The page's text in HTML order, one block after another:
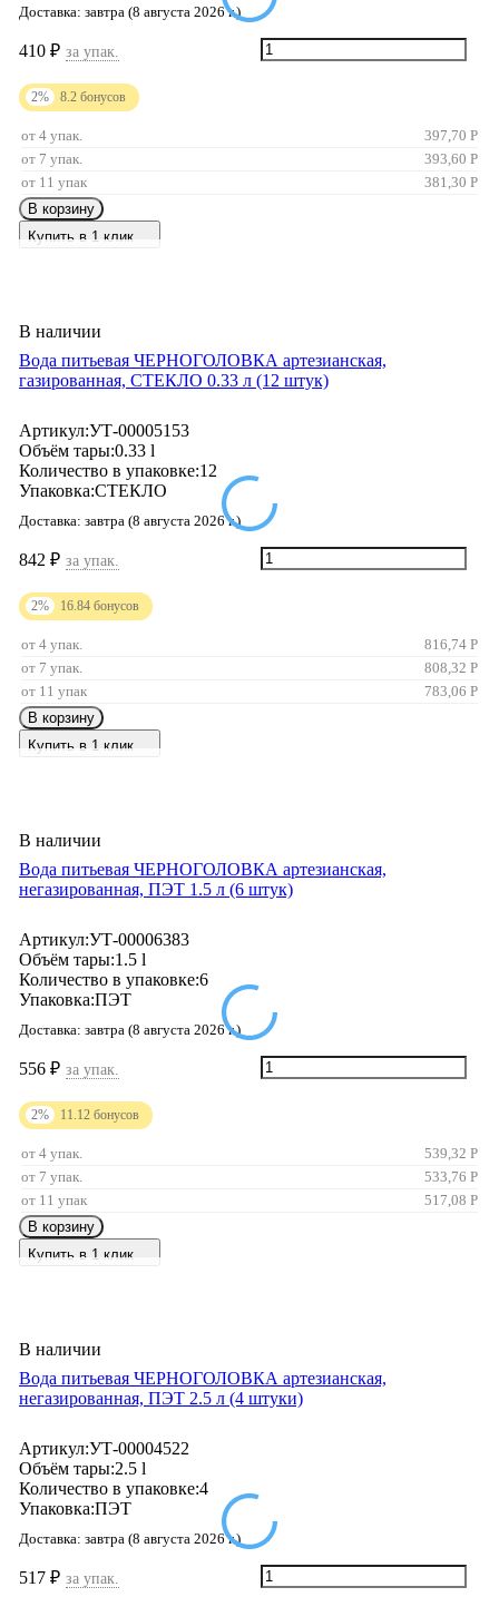
Доставка: завтра (8 августа 2026 г.)
410 ₽ за упак.
2% 8.2 бонусов
от 4 упак. 397,70 Р
от 7 упак.
393,60 Р
от 11 упак
381,30 Р
В корзину
Купить в 1 клик
В наличии
Вода питьевая ЧЕРНОГОЛОВКА артезианская,
газированная, СТЕКЛО 0.33 л (12 штук)
Артикул:УТ-00005153
Объём тары:0.33 l
Количество в упаковке:12
Упаковка:СТЕКЛО
Доставка: завтра (8 августа 2026 г.)
842 ₽ за упак.
2% 16.84 бонусов
от 4 упак. 816,74 Р
от 7 упак.
808,32 Р
от 11 упак
783,06 Р
В корзину
Купить в 1 клик
В наличии
Вода питьевая ЧЕРНОГОЛОВКА артезианская,
негазированная, ПЭТ 1.5 л (6 штук)
Артикул:УТ-00006383
Объём тары:1.5 l
Количество в упаковке:6
Упаковка:ПЭТ
Доставка: завтра (8 августа 2026 г.)
556 ₽ за упак.
2% 11.12 бонусов
от 4 упак. 539,32 Р
от 7 упак.
533,76 Р
от 11 упак
517,08 Р
В корзину
Купить в 1 клик
В наличии
Вода питьевая ЧЕРНОГОЛОВКА артезианская,
негазированная, ПЭТ 2.5 л (4 штуки)
Артикул:УТ-00004522
Объём тары:2.5 l
Количество в упаковке:4
Упаковка:ПЭТ
Доставка: завтра (8 августа 2026 г.)
517 ₽ за упак.